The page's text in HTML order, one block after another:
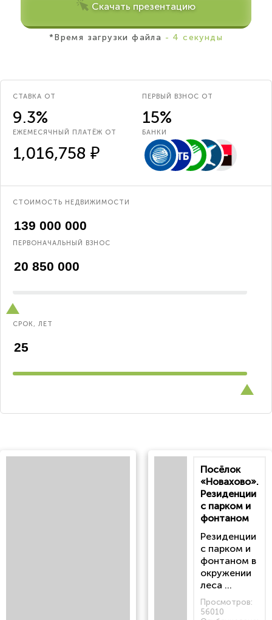
Скачать презентацию
*Время загрузки файла - 4 секунды
СТАВКА ОТ
9.3%
ПЕРВЫЙ ВЗНОС ОТ
15%
ЕЖЕМЕСЯЧНЫЙ ПЛАТЁЖ ОТ
1,016,758 ₽
БАНКИ
СТОИМОСТЬ НЕДВИЖИМОСТИ
ПЕРВОНАЧАЛЬНЫЙ ВЗНОС
СРОК, ЛЕТ
Посёлок
«Новахово».
Резиденции
с парком и
фонтаном
Резиденции
с парком и
фонтаном в
окружении
леса ...
Просмотров:
56010